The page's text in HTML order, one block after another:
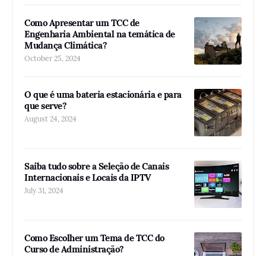
Como Apresentar um TCC de
Engenharia Ambiental na temática de
Mudança Climática?
October 25, 2024
O que é uma bateria estacionária e para
que serve?
August 24, 2024
Saiba tudo sobre a Seleção de Canais
Internacionais e Locais da IPTV
July 31, 2024
Como Escolher um Tema de TCC do
Curso de Administração?